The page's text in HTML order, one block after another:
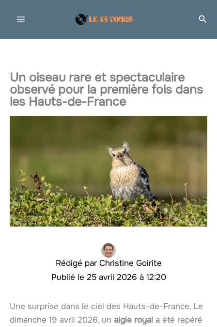
Un oiseau rare et spectaculaire
observé pour la première fois dans
les Hauts-de-France
Christine Goirite
25 avril 2026 à 12:20
Une surprise dans le ciel des Hauts-de-France. Le
dimanche 19 avril 2026, un aigle royal a été repéré